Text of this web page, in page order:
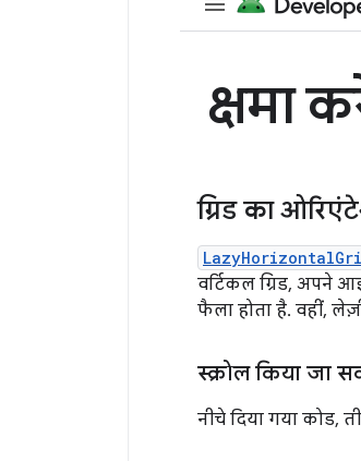
ग्रिड का
वर्टिकल ग्रिड, अपने
फैला होता है. वहीं,
स्क्रोल किया जा
नीचे दिया गया कोड,